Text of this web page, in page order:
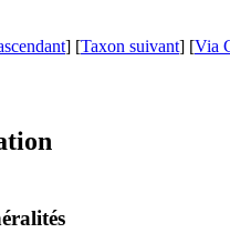
] [Taxon suivant] [Via